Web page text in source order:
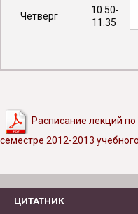
Четверг
10.50-
11.35
Расписание лекций
семестре 2012-2013
ЦИТАТНИК